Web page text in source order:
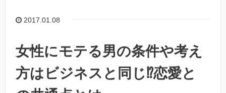
2017.01.08
女性にモテる男の条件や考え
方はビジネスと同じ⁉︎恋愛と